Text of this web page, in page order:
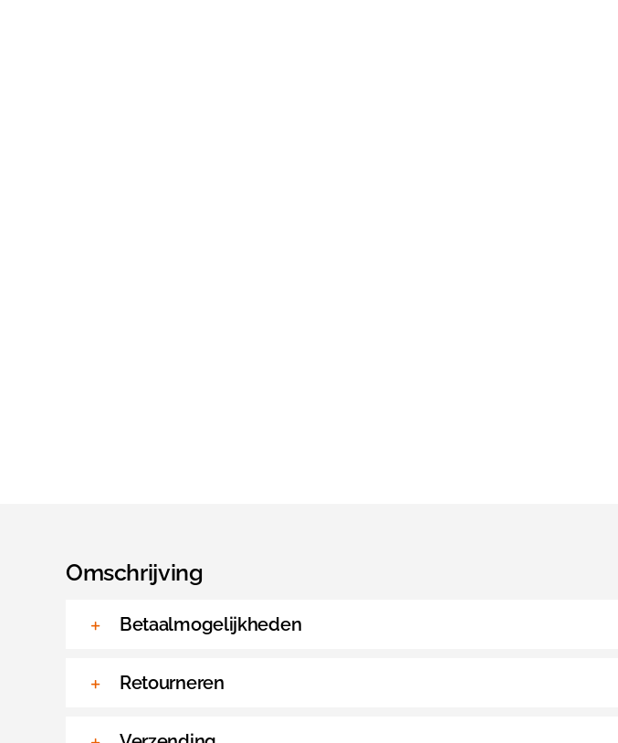
Omschrijving
Betaalmogelijkheden
Retourneren